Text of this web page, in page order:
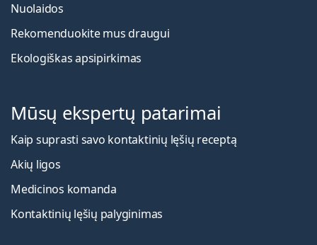
Nuolaidos
Rekomenduokite mus draugui
Ekologiškas apsipirkimas
Mūsų ekspertų patarimai
Kaip suprasti savo kontaktinių lęšių receptą
Akių ligos
Medicinos komanda
Kontaktinių lęšių palyginimas